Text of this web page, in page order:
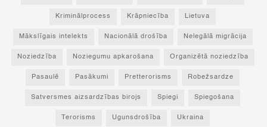
Kriminālprocess Krāpniecība Lietuva
Mākslīgais intelekts Nacionālā drošība Nelegālā migrācija
Noziedzība Noziegumu apkarošana Organizētā noziedzība
Pasaulē Pasākumi Pretterorisms Robežsardze
Satversmes aizsardzības birojs Spiegi Spiegošana
Terorisms Ugunsdrošība Ukraina